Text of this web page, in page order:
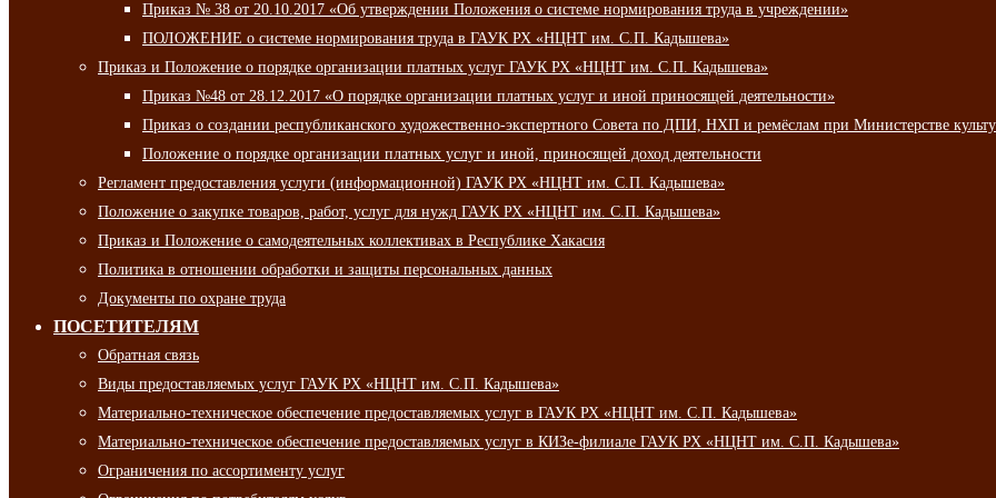
Приказ № 38 от 20.10.2017 «Об утверждении Положения о системе нормирования труда в учреждении»
ПОЛОЖЕНИЕ о системе нормирования труда в ГАУК РХ «НЦНТ им. С.П. Кадышева»
Приказ и Положение о порядке организации платных услуг ГАУК РХ «НЦНТ им. С.П. Кадышева»
Приказ №48 от 28.12.2017 «О порядке организации платных услуг и иной приносящей деятельности»
Приказ о создании республиканского художественно-экспертного Совета по ДПИ, НХП и ремёслам при Министерстве
Положение о порядке организации платных услуг и иной, приносящей доход деятельности
Регламент предоставления услуги (информационной) ГАУК РХ «НЦНТ им. С.П. Кадышева»
Положение о закупке товаров, работ, услуг для нужд ГАУК РХ «НЦНТ им. С.П. Кадышева»
Приказ и Положение о самодеятельных коллективах в Республике Хакасия
Политика в отношении обработки и защиты персональных данных
Документы по охране труда
ПОСЕТИТЕЛЯМ
Обратная связь
Виды предоставляемых услуг ГАУК РХ «НЦНТ им. С.П. Кадышева»
Материально-техническое обеспечение предоставляемых услуг в ГАУК РХ «НЦНТ им. С.П. Кадышева»
Материально-техническое обеспечение предоставляемых услуг в КИЗе-филиале ГАУК РХ «НЦНТ им. С.П. Кадышева»
Ограничения по ассортименту услуг